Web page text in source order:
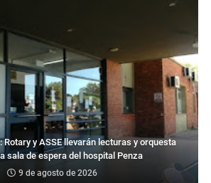
Rotary y ASSE llevarán lecturas y orquesta
sala de espera del hospital Penza
9 de agosto de 2026